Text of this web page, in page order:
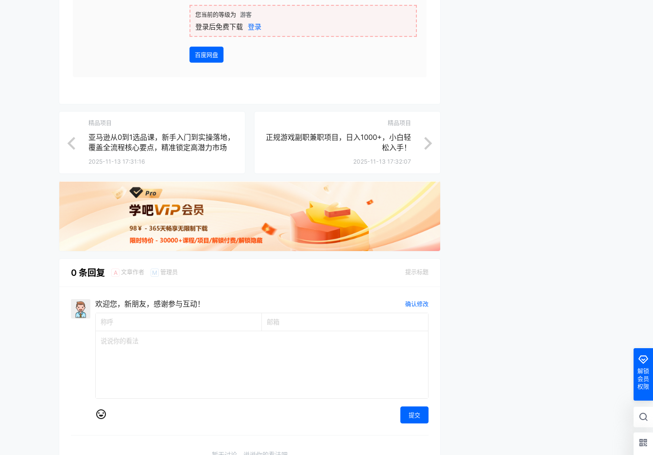
您当前的等级为 游客
登录后免费下载 登录
百度网盘
精品项目
亚马逊从0到1选品课，新手入门到实操落地，
覆盖全流程核心要点，精准锁定高潜力市场
2025-11-13 17:31:16
精品项目
正规游戏副职兼职项目，日入1000+，小白轻
松入手！
2025-11-13 17:32:07
0 条回复 A 文章作者 M 管理员 提示标题
欢迎您，新朋友，感谢参与互动！ 确认修改
提交
解锁
会员
权限